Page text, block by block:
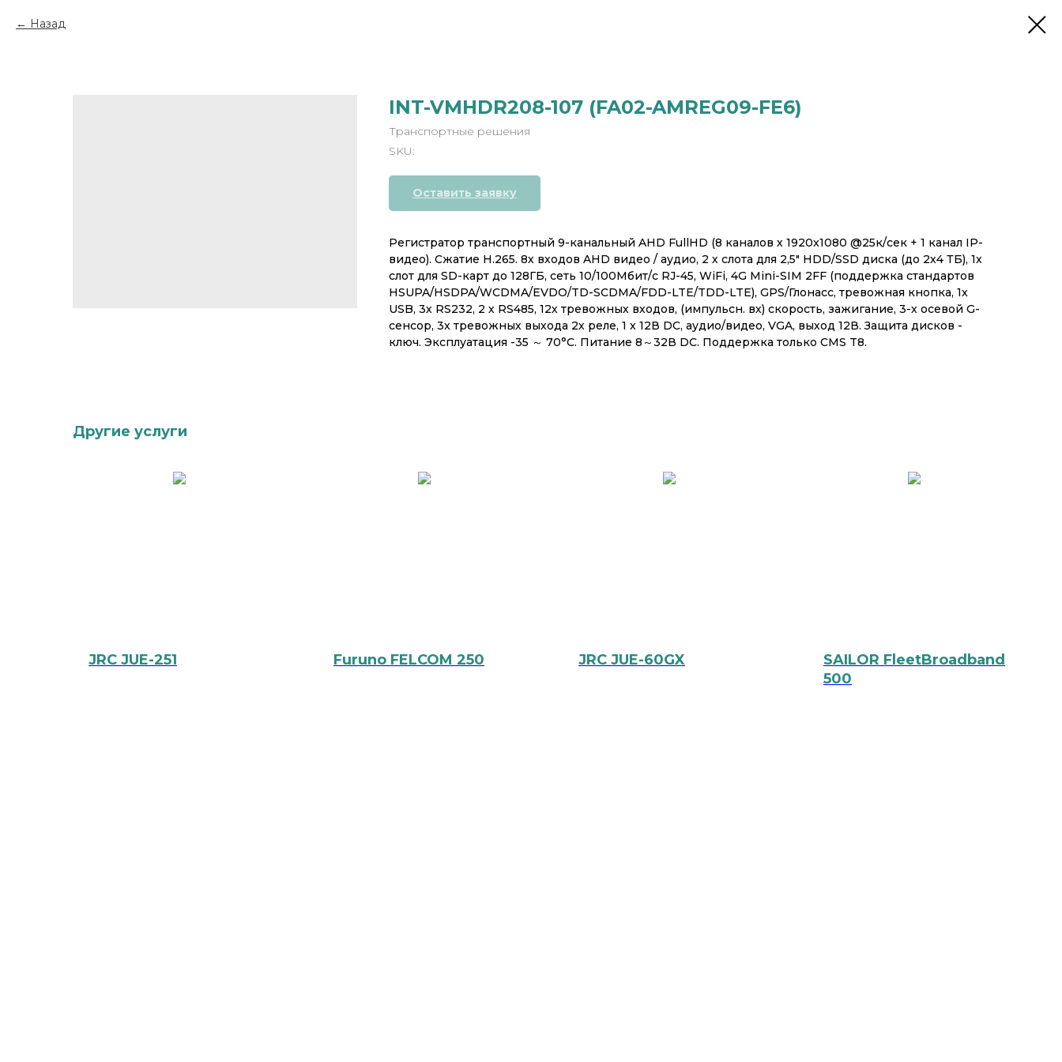
Назад
INT-VMHDR208-107 (FA02-AMREG09-FE6)
Транспортные решения
SKU:
Оставить заявку
Регистратор транспортный 9-канальный AHD FullHD (8 каналов х 1920x1080 @25к/сек + 1 канал IP-
видео). Сжатие H.265. 8х входов AHD видео / аудио, 2 х слота для 2,5" HDD/SSD диска (до 2х4 ТБ), 1x
слот для SD-карт до 128ГБ, сеть 10/100Мбит/с RJ-45, WiFi, 4G Mini-SIM 2FF (поддержка стандартов
HSUPA/HSDPA/WCDMA/EVDO/TD-SCDMA/FDD-LTE/TDD-LTE), GPS/Глонасс, тревожная кнопка, 1x
USB, 3х RS232, 2 х RS485, 12х тревожных входов, (импульсн. вх) скорость, зажигание, 3-х осевой G-
сенсор, 3x тревожных выхода 2х реле, 1 х 12В DC, аудио/видео, VGA, выход 12В. Защита дисков -
ключ. Эксплуатация -35 ～ 70°C. Питание 8～32В DС. Поддержка только CMS T8.
Другие услуги
JRC JUE-251 Furuno FELCOM 250 JRC JUE-60GX
SAILOR FleetBroadband
500